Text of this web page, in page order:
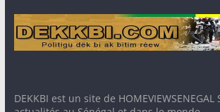
DEKKBI est un site de